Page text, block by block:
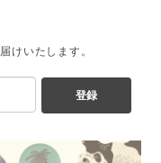
けいたします。
登録